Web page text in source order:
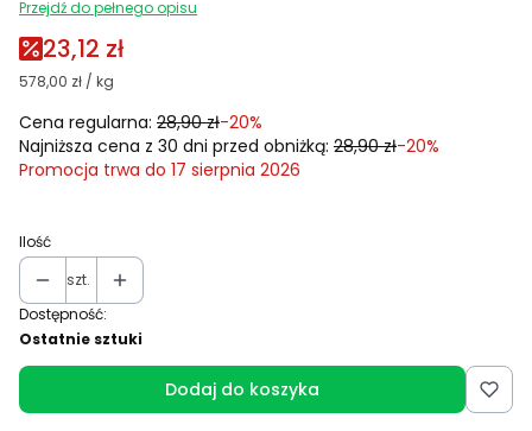
Przejdź do pełnego opisu
23,12 zł
578,00 zł / kg
Cena regularna: 28,90 zł-20%
Najniższa cena z 30 dni przed obniżką: 28,90 zł-20%
Promocja trwa do 17 sierpnia 2026
Ilość
szt.
Dostępność:
Ostatnie sztuki
Dodaj do koszyka